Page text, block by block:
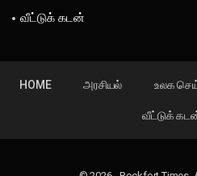
வீட்டுக் கடன்
HOME அரசியல் உலக
வீட்டுக்